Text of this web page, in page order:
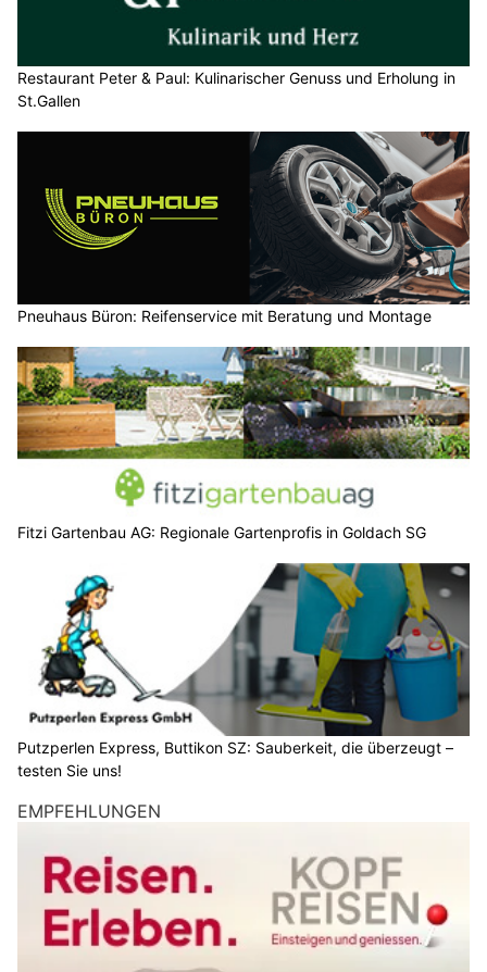
Restaurant Peter & Paul: Kulinarischer Genuss und Erholung in
St.Gallen
Pneuhaus Büron: Reifenservice mit Beratung und Montage
Fitzi Gartenbau AG: Regionale Gartenprofis in Goldach SG
Putzperlen Express, Buttikon SZ: Sauberkeit, die überzeugt –
testen Sie uns!
EMPFEHLUNGEN